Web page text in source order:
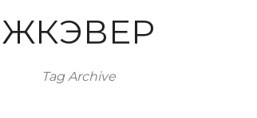
ЖКЭВЕР
Tag Archive